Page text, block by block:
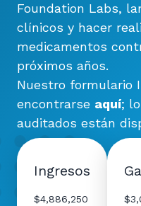
Foundation Labs,
clínicos y hacer
medicamentos
próximos años.
Nuestro formulario
encontrarse aquí;
auditados están
Ingresos
$4,886,250